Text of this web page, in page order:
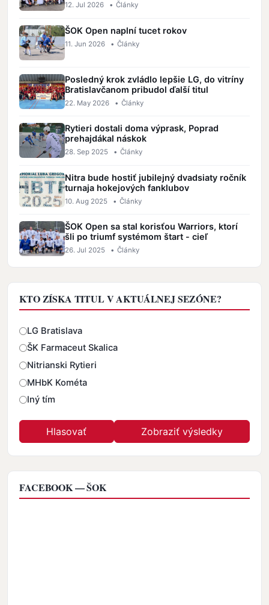
12. Jul 2026 • Články
ŠOK Open naplní tucet rokov
11. Jun 2026 • Články
Posledný krok zvládlo lepšie LG, do vitríny
Bratislavčanom pribudol ďalší titul
22. May 2026 • Články
Rytieri dostali doma výprask, Poprad
prehajdákal náskok
28. Sep 2025 • Články
Nitra bude hostiť jubilejný dvadsiaty ročník
turnaja hokejových fanklubov
10. Aug 2025 • Články
ŠOK Open sa stal korisťou Warriors, ktorí
šli po triumf systémom štart - cieľ
26. Jul 2025 • Články
KTO ZÍSKA TITUL V AKTUÁLNEJ SEZÓNE?
Odpovede
LG Bratislava
ŠK Farmaceut Skalica
Nitrianski Rytieri
MHbK Kométa
Iný tím
FACEBOOK — ŠOK